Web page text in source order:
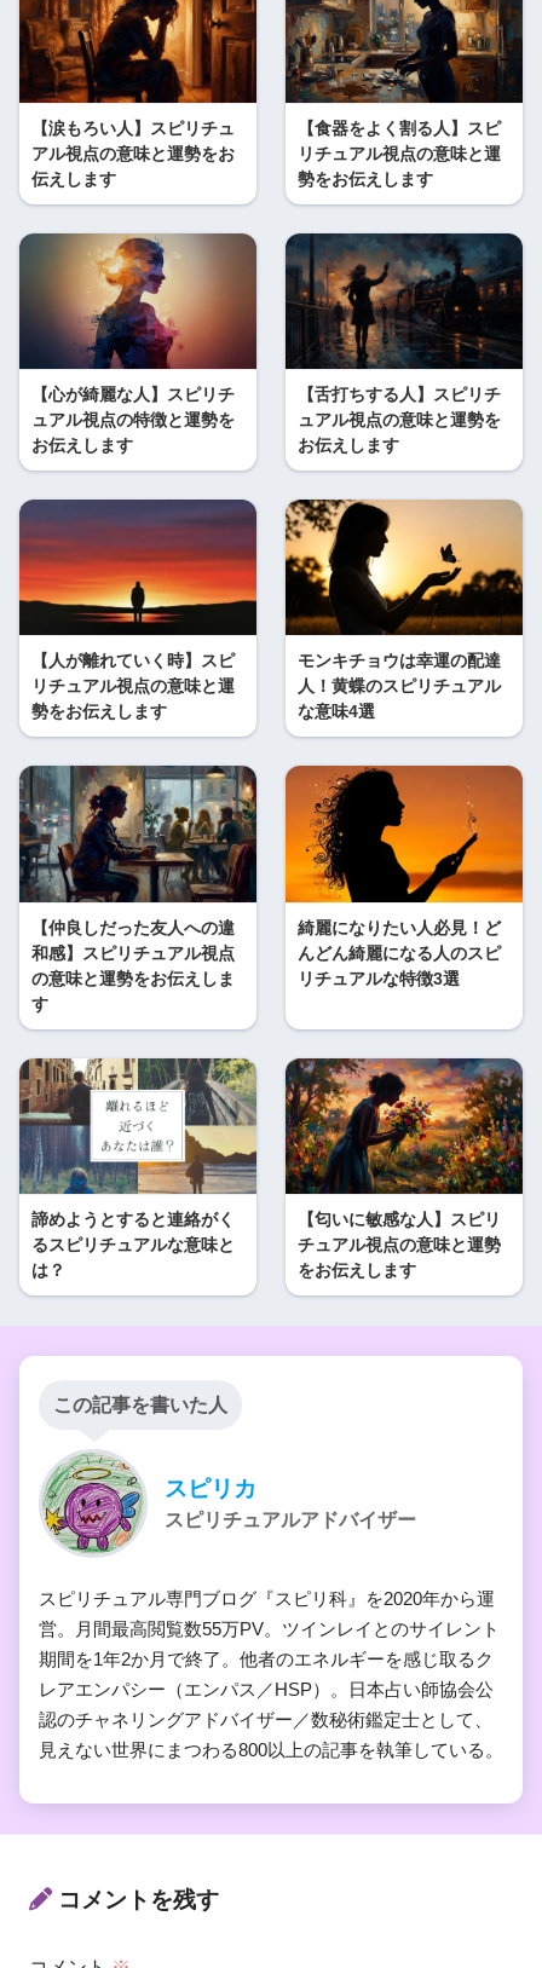
【涙もろい人】スピリチュ
アル視点の意味と運勢をお
伝えします
【食器をよく割る人】スピ
リチュアル視点の意味と運
勢をお伝えします
【心が綺麗な人】スピリチ
ュアル視点の特徴と運勢を
お伝えします
【舌打ちする人】スピリチ
ュアル視点の意味と運勢を
お伝えします
【人が離れていく時】スピ
リチュアル視点の意味と運
勢をお伝えします
モンキチョウは幸運の配達
人！黄蝶のスピリチュアル
な意味4選
【仲良しだった友人への違
和感】スピリチュアル視点
の意味と運勢をお伝えしま
す
綺麗になりたい人必見！ど
んどん綺麗になる人のスピ
リチュアルな特徴3選
諦めようとすると連絡がく
るスピリチュアルな意味と
は？
【匂いに敏感な人】スピリ
チュアル視点の意味と運勢
をお伝えします
この記事を書いた人
スピリカ
スピリチュアルアドバイザー
スピリチュアル専門ブログ『スピリ科』を2020年から運
営。月間最高閲覧数55万PV。ツインレイとのサイレント
期間を1年2か月で終了。他者のエネルギーを感じ取るク
レアエンパシー（エンパス／HSP）。日本占い師協会公
認のチャネリングアドバイザー／数秘術鑑定士として、
見えない世界にまつわる800以上の記事を執筆している。
コメントを残す